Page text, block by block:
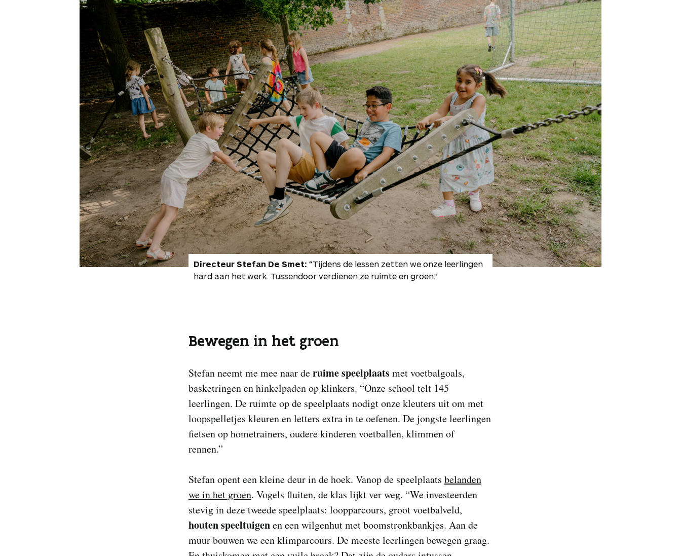
Directeur Stefan De Smet: “Tijdens de lessen zetten we onze leerlingen
hard aan het werk. Tussendoor verdienen ze ruimte en groen.”
Bewegen in het groen
Stefan neemt me mee naar deruime speelplaatsmet voetbalgoals,
basketringen en hinkelpaden op klinkers. “Onze school telt 145
leerlingen. De ruimte op de speelplaats nodigt onze kleuters uit om met
loopspelletjes kleuren en letters extra in te oefenen. De jongste leerlingen
fietsen op hometrainers, oudere kinderen voetballen, klimmen of
rennen.”
Stefan opent een kleine deur in de hoek. Vanop de speelplaats belanden
we in het groen. Vogels fluiten, de klas lijkt ver weg. “We investeerden
stevig in deze tweede speelplaats: loopparcours, groot voetbalveld,
houten speeltuigenen een wilgenhut met boomstronkbankjes. Aan de
muur bouwen we een klimparcours. De meeste leerlingen bewegen graag.